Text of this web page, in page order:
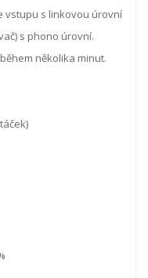
vstupu s linkovou úrovní
s phono úrovní.
několika minut.